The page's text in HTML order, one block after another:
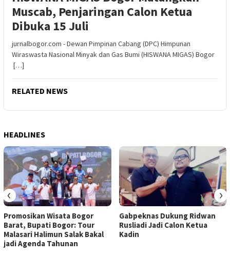
Muscab, Penjaringan Calon Ketua
Dibuka 15 Juli
jurnalbogor.com - Dewan Pimpinan Cabang (DPC) Himpunan
Wiraswasta Nasional Minyak dan Gas Bumi (HISWANA MIGAS) Bogor
[…]
RELATED NEWS
HEADLINES
Promosikan Wisata Bogor
Barat, Bupati Bogor: Tour
Malasari Halimun Salak Bakal
jadi Agenda Tahunan
Gabpeknas Dukung Ridwan
Rusliadi Jadi Calon Ketua
Kadin
‹ ›